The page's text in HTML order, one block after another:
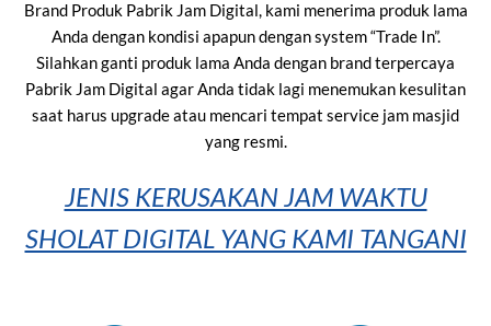
Brand Produk Pabrik Jam Digital, kami menerima produk lama
Anda dengan kondisi apapun dengan system “Trade In”.
Silahkan ganti produk lama Anda dengan brand terpercaya
Pabrik Jam Digital agar Anda tidak lagi menemukan kesulitan
saat harus upgrade atau mencari tempat service jam masjid
yang resmi.
JENIS KERUSAKAN JAM WAKTU
SHOLAT DIGITAL YANG KAMI TANGANI